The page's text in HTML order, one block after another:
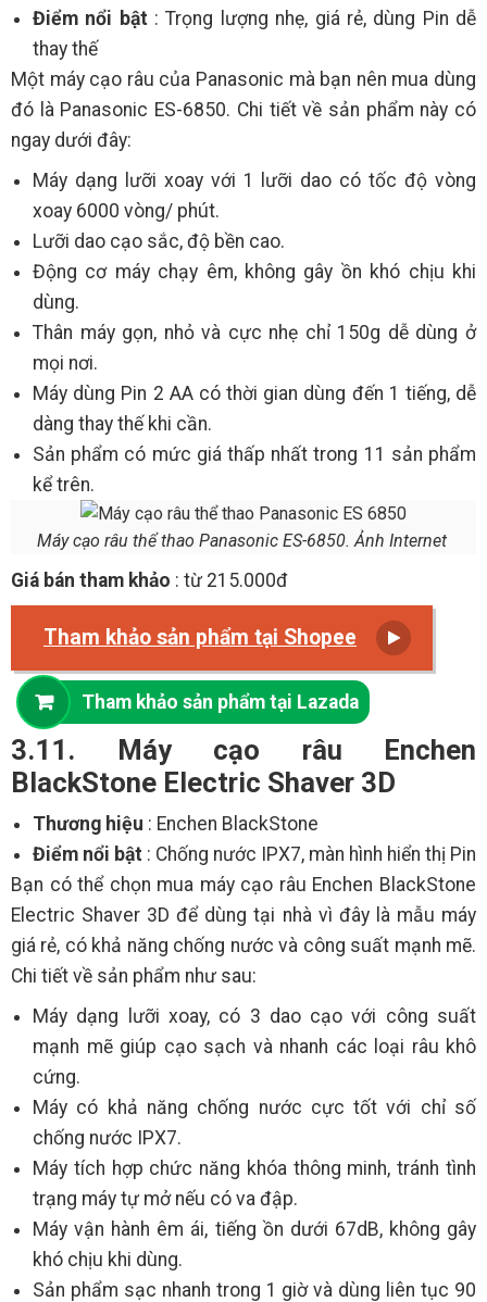
Điểm nổi bật : Trọng lượng nhẹ, giá rẻ, dùng Pin dễ
thay thế
Một máy cạo râu của Panasonic mà bạn nên mua dùng
đó là Panasonic ES-6850. Chi tiết về sản phẩm này có
ngay dưới đây:
Máy dạng lưỡi xoay với 1 lưỡi dao có tốc độ vòng
xoay 6000 vòng/ phút.
Lưỡi dao cạo sắc, độ bền cao.
Động cơ máy chạy êm, không gây ồn khó chịu khi
dùng.
Thân máy gọn, nhỏ và cực nhẹ chỉ 150g dễ dùng ở
mọi nơi.
Máy dùng Pin 2 AA có thời gian dùng đến 1 tiếng, dễ
dàng thay thế khi cần.
Sản phẩm có mức giá thấp nhất trong 11 sản phẩm
kể trên.
Máy cạo râu thể thao Panasonic ES-6850. Ảnh Internet
Giá bán tham khảo : từ 215.000đ
Tham khảo sản phẩm tại Shopee
Tham khảo sản phẩm tại Lazada
3.11. Máy cạo râu Enchen
BlackStone Electric Shaver 3D
Thương hiệu : Enchen BlackStone
Điểm nổi bật : Chống nước IPX7, màn hình hiển thị Pin
Bạn có thể chọn mua máy cạo râu Enchen BlackStone
Electric Shaver 3D để dùng tại nhà vì đây là mẫu máy
giá rẻ, có khả năng chống nước và công suất mạnh mẽ.
Chi tiết về sản phẩm như sau:
Máy dạng lưỡi xoay, có 3 dao cạo với công suất
mạnh mẽ giúp cạo sạch và nhanh các loại râu khô
cứng.
Máy có khả năng chống nước cực tốt với chỉ số
chống nước IPX7.
Máy tích hợp chức năng khóa thông minh, tránh tình
trạng máy tự mở nếu có va đập.
Máy vận hành êm ái, tiếng ồn dưới 67dB, không gây
khó chịu khi dùng.
Sản phẩm sạc nhanh trong 1 giờ và dùng liên tục 90